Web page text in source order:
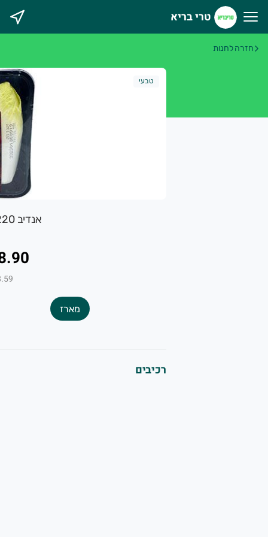
טרי בריאטרי בריא
חזרה לחנות
טבעי
אנדיב 220 גרם חוות תקוע
₪8.59
מארז
רכיבים